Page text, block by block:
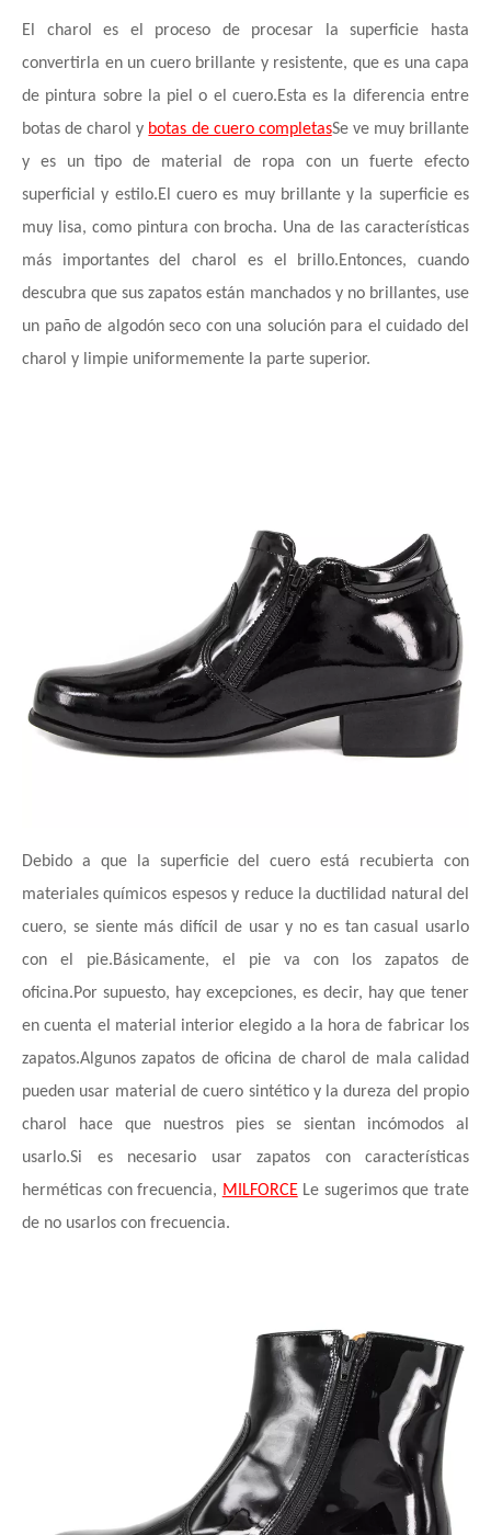
El charol es el proceso de procesar la superficie hasta
convertirla en un cuero brillante y resistente, que es una capa
de pintura sobre la piel o el cuero.Esta es la diferencia entre
botas de charol y botas de cuero completasSe ve muy brillante
y es un tipo de material de ropa con un fuerte efecto
superficial y estilo.El cuero es muy brillante y la superficie es
muy lisa, como pintura con brocha. Una de las características
más importantes del charol es el brillo.Entonces, cuando
descubra que sus zapatos están manchados y no brillantes, use
un paño de algodón seco con una solución para el cuidado del
charol y limpie uniformemente la parte superior.
Debido a que la superficie del cuero está recubierta con
materiales químicos espesos y reduce la ductilidad natural del
cuero, se siente más difícil de usar y no es tan casual usarlo
con el pie.Básicamente, el pie va con los zapatos de
oficina.Por supuesto, hay excepciones, es decir, hay que tener
en cuenta el material interior elegido a la hora de fabricar los
zapatos.Algunos zapatos de oficina de charol de mala calidad
pueden usar material de cuero sintético y la dureza del propio
charol hace que nuestros pies se sientan incómodos al
usarlo.Si es necesario usar zapatos con características
herméticas con frecuencia, MILFORCELe sugerimos que trate
de no usarlos con frecuencia.